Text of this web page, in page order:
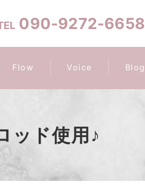
090-9272-6658
Flow Voice Blog
ッド使用♪